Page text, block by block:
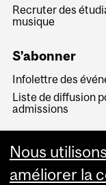
Recruter des
musique
S’abonner
Infolettre des
Liste de diffusion
admissions
S’inscrire
Visite virtuelle
Nous
améliorer la